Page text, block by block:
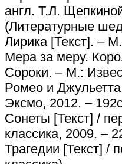
англ. Т.Л.
(Литературные
Лирика [Текст]. –
Мера за меру.
Сороки. – М.:
Ромео и
Эксмо, 2012. –
Сонеты [Текст] /
классика, 2009. –
Трагедии [Текст] /